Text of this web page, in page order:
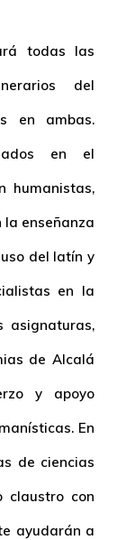
todas las
del
en ambas.
en el
humanistas,
la enseñanza
del latín y
en la
asignaturas,
de Alcalá
y apoyo
En
de ciencias
claustro con
ayudarán a